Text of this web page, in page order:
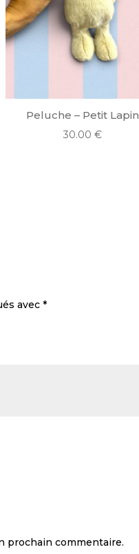
Peluche – Petit Lapin
30.00€
avec *
prochain commentaire.